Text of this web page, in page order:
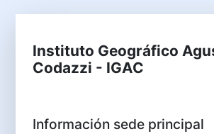
Instituto Geográfico
Codazzi - IGAC
Información sede principal